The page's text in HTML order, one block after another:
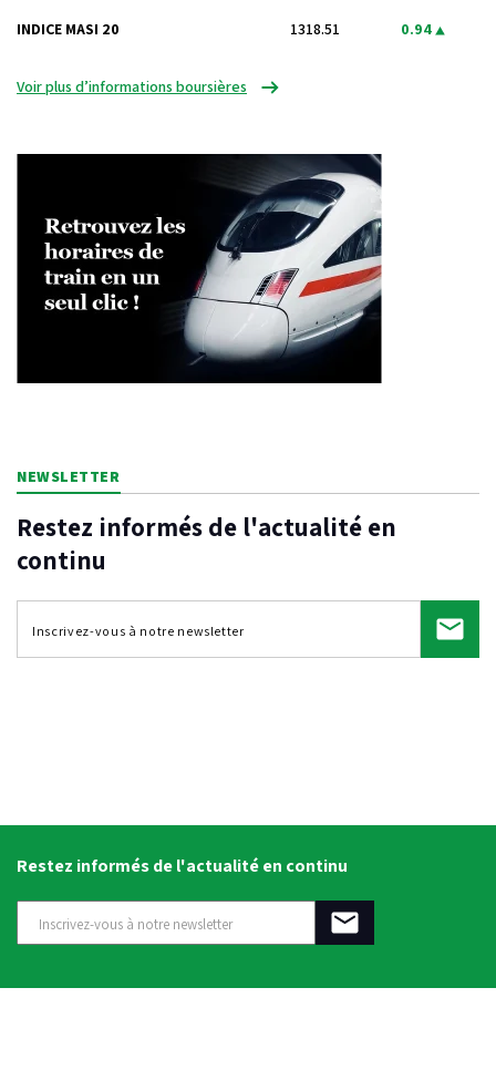
INDICE MASI 20 1318.51 0.94
Voir plus d’informations boursières
NEWSLETTER
Restez informés de l'actualité en
continu
Restez informés de l'actualité en continu